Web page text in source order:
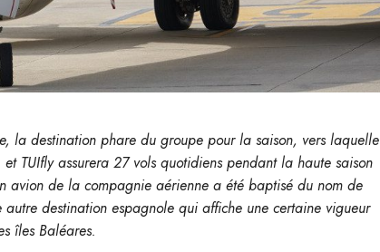
la destination phare du groupe pour la saison, vers laquelle
TUIfly assurera 27 vols quotidiens pendant la haute saison
avion de la compagnie aérienne a été baptisé du nom de
destination espagnole qui affiche une certaine vigueur
îles Baléares.